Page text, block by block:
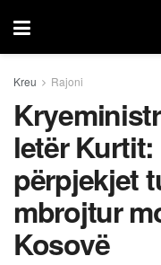
Kreu Rajoni
letër
përpjekjet
mbrojtur
Kosovë